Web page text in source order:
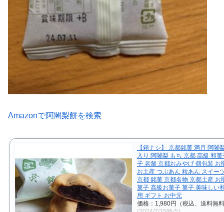
Amazonで阿闍梨餅を検索
【箱ナシ】 京都銘菓 満月 阿闍
入り 阿闍梨 もち 京都 高級 和
子 老舗 京都おみやげ 個包装 お
お土産 つぶあん 粒あん スイー
京都 銘菓 京都名物 京都土産 お
菓子 高級お菓子 菓子 美味しい
用 ギフト お中元
価格：1,980円（税込、送料無